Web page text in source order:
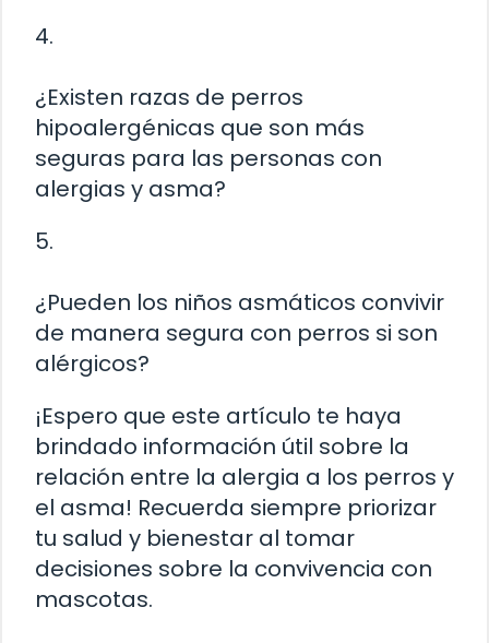
4.
¿Existen razas de perros
hipoalergénicas que son más
seguras para las personas con
alergias y asma?
5.
¿Pueden los niños asmáticos convivir
de manera segura con perros si son
alérgicos?
¡Espero que este artículo te haya
brindado información útil sobre la
relación entre la alergia a los perros y
el asma! Recuerda siempre priorizar
tu salud y bienestar al tomar
decisiones sobre la convivencia con
mascotas.